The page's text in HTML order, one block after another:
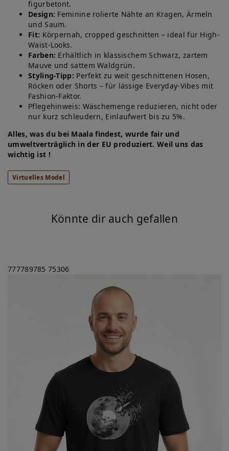
figurbetont.
Design: Feminine rolierte Nähte an Kragen, Ärmeln
und Saum.
Fit: Körpernah, cropped geschnitten – ideal für High-
Waist-Looks.
Farben: Erhältlich in klassischem Schwarz, zartem
Mauve und sattem Waldgrün.
Styling-Tipp: Perfekt zu weit geschnittenen Hosen,
Röcken oder Shorts – für lässige Everyday-Vibes mit
Fashion-Faktor.
Pflegehinweis: Wäschemenge reduzieren, nicht oder
nur kurz schleudern, Einlaufwert bis zu 5%.
Alles, was du bei Maala findest, wurde fair und
umweltverträglich in der EU produziert. Weil uns das
wichtig ist !
Virtuelles Model
Könnte dir auch gefallen
777789785 75306